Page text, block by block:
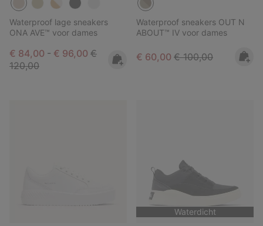
Waterproof lage sneakers
ONA AVE™ voor dames
Minimum sale price:
€ 84,00 - Maximum sale price:
€ 96,00 Regular price:
€
120,00
Waterproof sneakers OUT N
ABOUT™ IV voor dames
Sale price:
€ 60,00 Regular price:
€ 100,00
Waterdicht